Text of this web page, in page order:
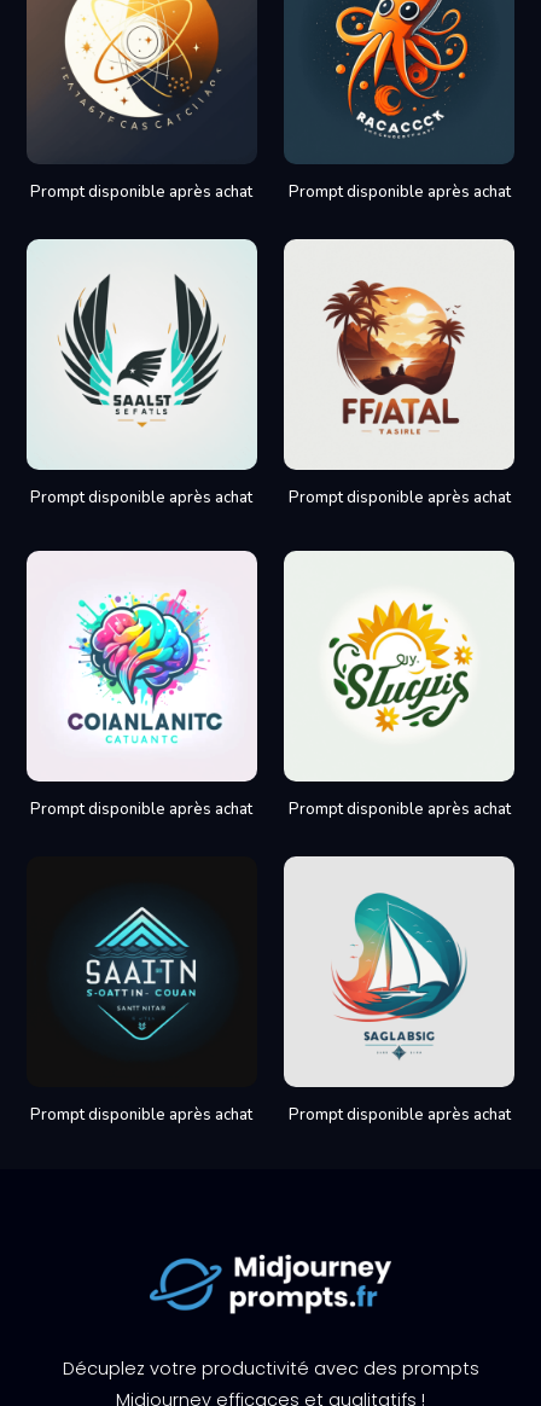
Prompt disponible après achat Prompt disponible après achat
Prompt disponible après achat Prompt disponible après achat
Prompt disponible après achat Prompt disponible après achat
Prompt disponible après achat Prompt disponible après achat
Décuplez votre productivité avec des prompts
Midjourney efficaces et qualitatifs !